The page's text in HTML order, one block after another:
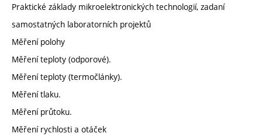
Praktické základy mikroelektronických technologií, zadaní
samostatných laboratorních projektů
Měření polohy
Měření teploty (odporové).
Měření teploty (termočlánky).
Měření tlaku.
Měření průtoku.
Měření rychlosti a otáček